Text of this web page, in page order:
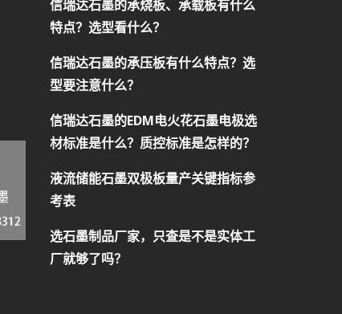
信瑞达石墨的承烧板、承载板有什么
特点？选型看什么？
信瑞达石墨的承压板有什么特点？选
型要注意什么？
信瑞达石墨的EDM电火花石墨电极选
材标准是什么？质控标准是怎样的？
液流储能石墨双极板量产关键指标参
考表
选石墨制品厂家，只查是不是实体工
厂就够了吗？